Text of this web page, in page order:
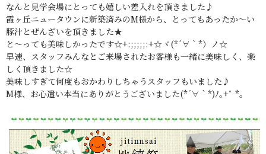
なんと見学会場にとっても嬉しい差入れを頂きました♪
霞ヶ丘ニュータウンに新築済みのM様から、とってもあったか～い
豚汁とぜんざいを頂きました★
と～っても美味しかったです☆+:;;;;;:+☆ヾ(*´∀｀*）ノ☆
早速、スタッフみんなとご来場されたお客様も一緒に美味しく、楽
しく頂きました☆
美味しすぎて何度もおかわりしちゃうスタッフもいました♪
M様、お心遣い本当にありがとうございました(*´∀｀*)ﾉ｡+ﾟ *｡